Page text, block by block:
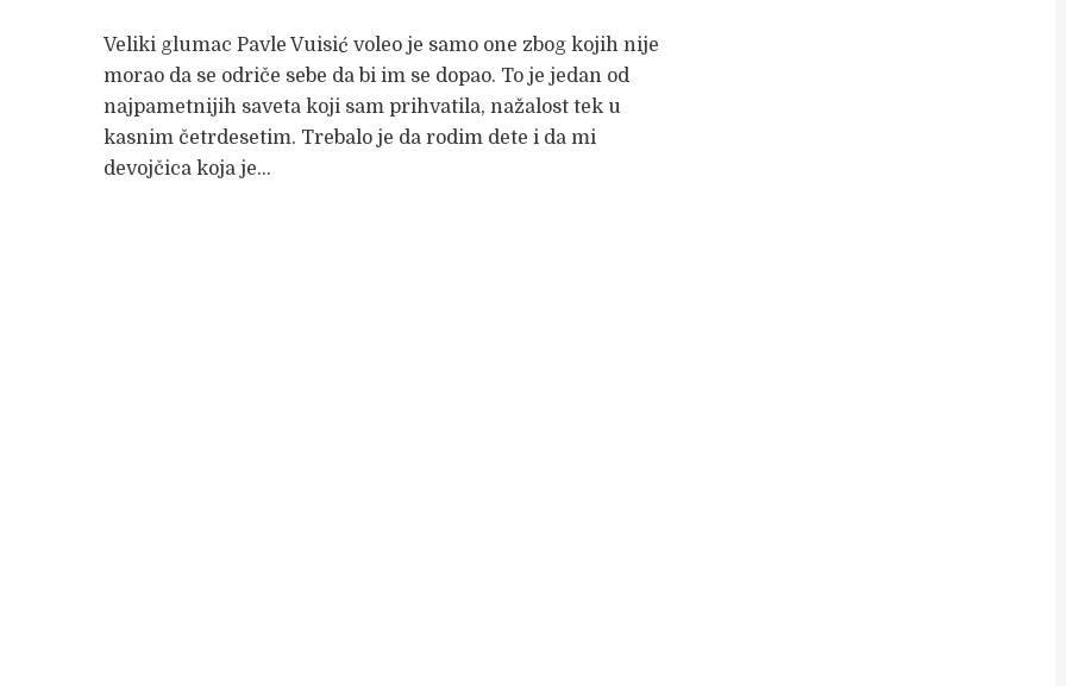
Veliki glumac Pavle Vuisić voleo je samo one zbog kojih nije
morao da se odriče sebe da bi im se dopao. To je jedan od
najpametnijih saveta koji sam prihvatila, nažalost tek u
kasnim četrdesetim. Trebalo je da rodim dete i da mi
devojčica koja je...